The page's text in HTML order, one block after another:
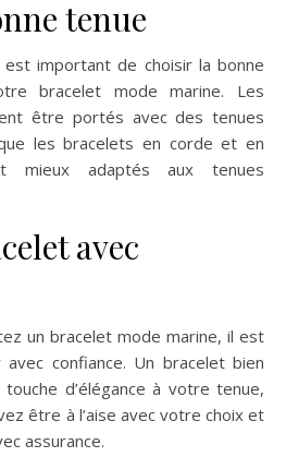
tenue
important de choisir la bonne
bracelet mode marine. Les
être portés avec des tenues
les bracelets en corde et en
mieux adaptés aux tenues
avec
un bracelet mode marine, il est
confiance. Un bracelet bien
d’élégance à votre tenue,
être à l’aise avec votre choix et
assurance.